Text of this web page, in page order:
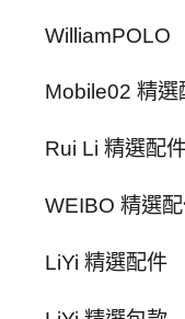
WilliamPOLO
Mobile02 精選
Rui Li 精選配
WEIBO 精選
LiYi 精選配件